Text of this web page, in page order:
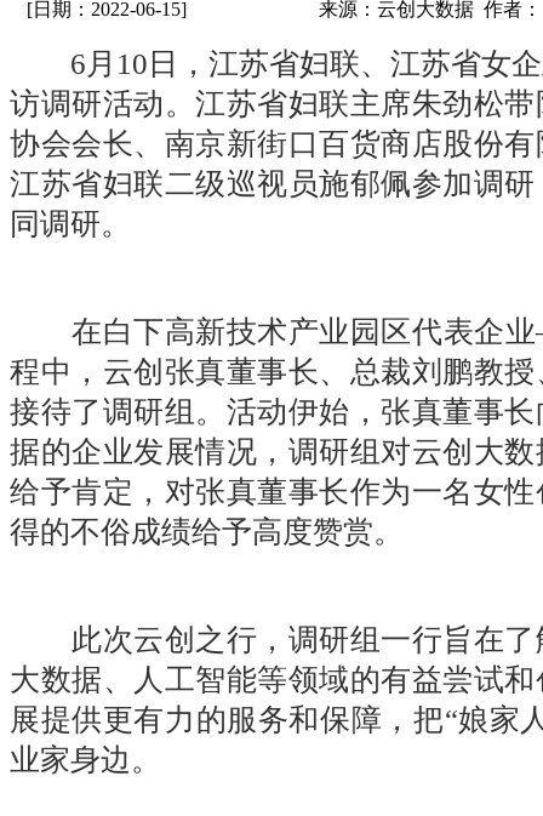
[日期：2022-06-15] 来源：云创大数据 作者：
6月10日，江苏省妇联、江苏省女企
访调研活动。江苏省妇联主席朱劲松
协会会长、南京新街口百货商店股份
江苏省妇联二级巡视员施郁佩参加调
同调研。
在白下高新技术产业园区代表企
程中，云创张真董事长、总裁刘鹏教
接待了调研组。活动伊始，张真董事
据的企业发展情况，调研组对云创大
给予肯定，对张真董事长作为一名女
得的不俗成绩给予高度赞赏。
此次云创之行，调研组一行旨在了
大数据、人工智能等领域的有益尝试
展提供更有力的服务和保障，把“娘家
业家身边。